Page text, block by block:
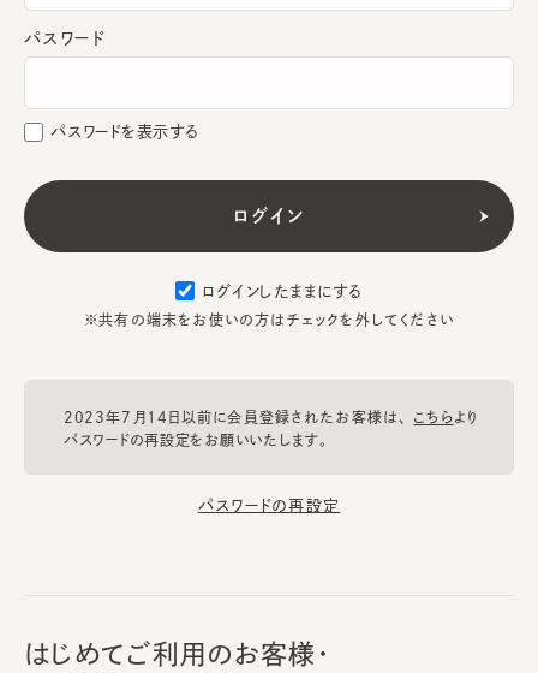
パスワード
パスワードを表示する
ログインしたままにする
※共有の端末をお使いの方はチェックを外してください
2023年7月14日以前に会員登録されたお客様は、 こちらより
パスワードの再設定をお願いいたします。
パスワードの再設定
はじめてご利用のお客様・